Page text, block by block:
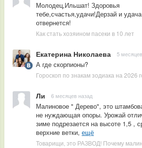
Молодец,Ильшат! Здоровья
тебе,счастья,удачи!Дерзай и
отвернется!
Как стать хозяином пасеки в 10 лет
Екатерина Николаева 5
А где скорпионы?
Гороскоп по знакам зодиака на 2026
Ли 6 месяцев назад
Малиновое " Дерево", это
не нуждающая опоры. Урожай
зиме подрезается на высоте 1,5 ,
верхние ветки, ещё